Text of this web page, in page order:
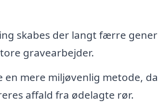
skabes der langt færre gener
gravearbejder.
mere miljøvenlig metode, da
affald fra ødelagte rør.